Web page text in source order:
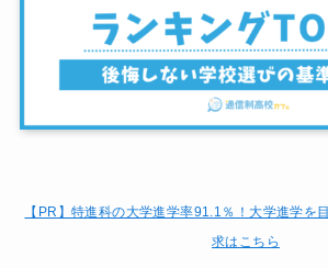
【PR】特進科の大学進学率91.1％！大学進学を
求はこちら